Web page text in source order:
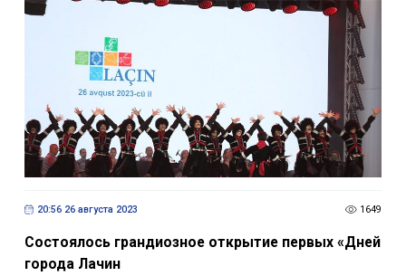
20:56 26 августа 2023 1649
Состоялось грандиозное открытие первых «Дней
города Лачин